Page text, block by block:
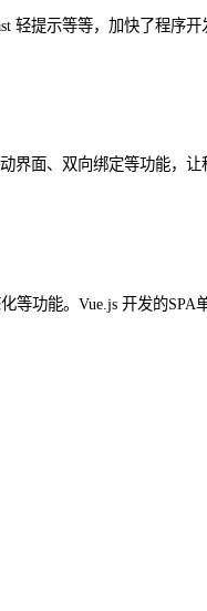
轻提示等等，加快了程序开
界面、双向绑定等功能，让
等功能。Vue.js 开发的